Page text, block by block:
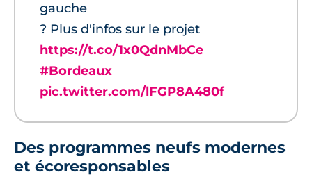
gauche
? Plus d'infos sur le projet
https://t.co/1x0QdnMbCe
#Bordeaux
pic.twitter.com/lFGP8A480f
Des programmes neufs modernes
et écoresponsables